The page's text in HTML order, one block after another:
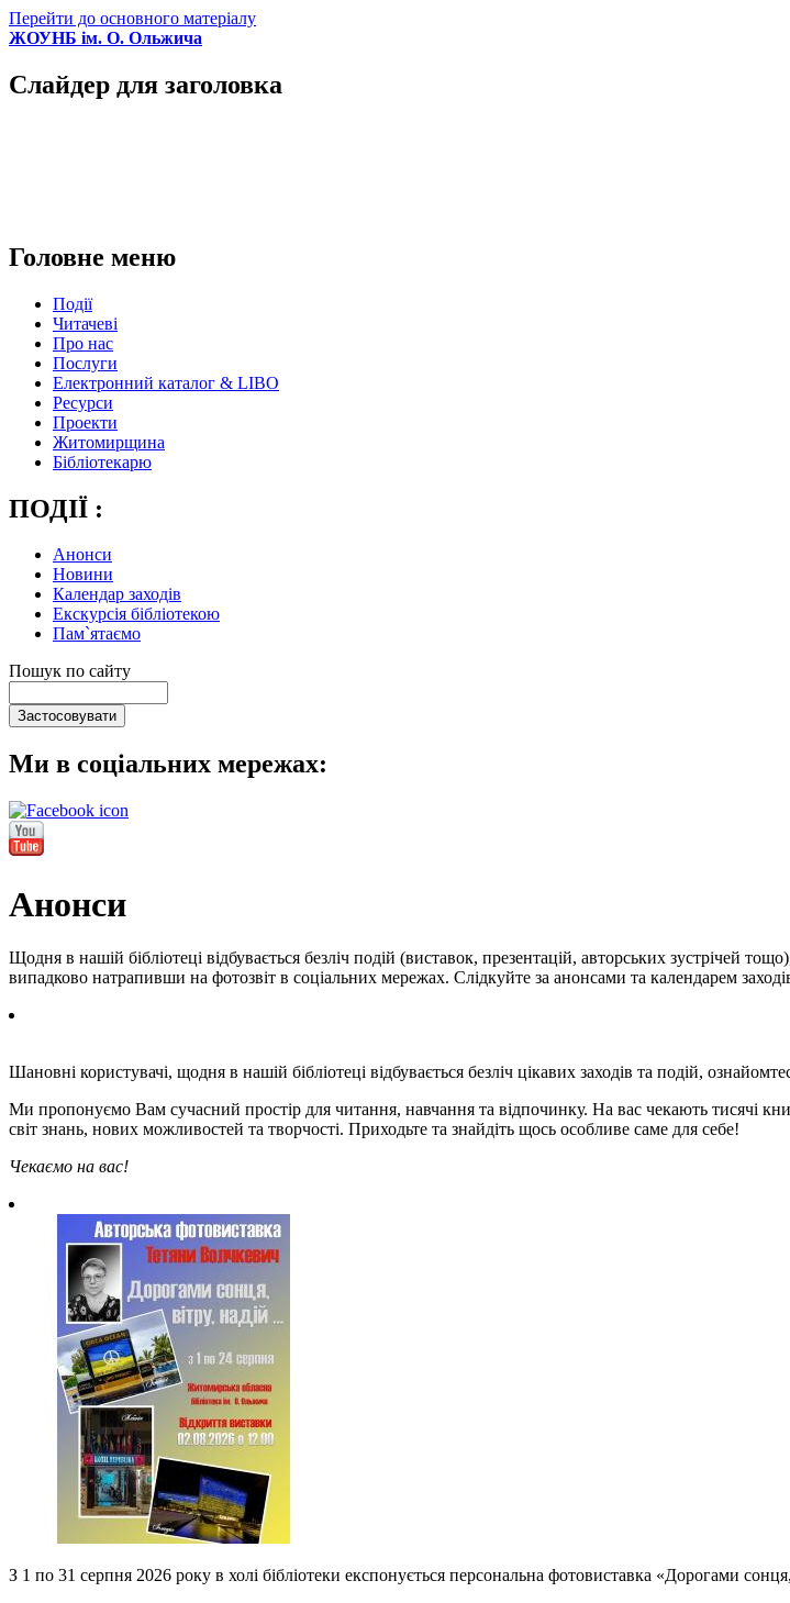
Перейти до основного матеріалу
ЖОУНБ ім. О. Ольжича
Слайдер для заголовка
Головне меню
Події
Читачеві
Про нас
Послуги
Електронний каталог & LIBO
Ресурси
Проекти
Житомирщина
Бібліотекарю
ПОДІЇ :
Анонси
Новини
Календар заходів
Екскурсія бібліотекою
Пам`ятаємо
Пошук по сайту
Ми в соціальних мережах:
Анонси
Щодня в нашій бібліотеці відбувається безліч подій (виставок, презентацій, авторських зустрічей
випадково натрапивши на фотозвіт в соціальних мережах. Слідкуйте за анонсами та календарем
Шановні користувачі, щодня в нашій бібліотеці відбувається безліч цікавих заходів та подій,
Ми пропонуємо Вам сучасний простір для читання, навчання та відпочинку. На вас чекають тисячі
світ знань, нових можливостей та творчості. Приходьте та знайдіть щось особливе саме для себе!
Чекаємо на вас!
З 1 по 31 серпня 2026 року в холі бібліотеки експонується персональна фотовиставка «Дорогами